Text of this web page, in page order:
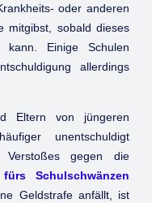
oder anderen
mitgibst, sobald dieses
kann. Einige Schulen
allerdings
Eltern von jüngeren
unentschuldigt
gegen die
Schulschwänzen
Geldstrafe anfällt, ist